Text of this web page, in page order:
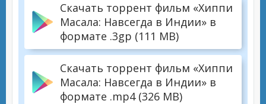
Скачать торрент фильм «Хиппи
Масала: Навсегда в Индии» в
формате .3gp (111 MB)
Скачать торрент фильм «Хиппи
Масала: Навсегда в Индии» в
формате .mp4 (326 MB)